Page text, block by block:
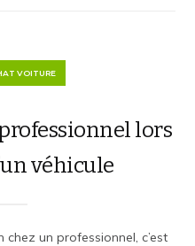
VOITURE
lors
véhicule
chez un professionnel, c’est